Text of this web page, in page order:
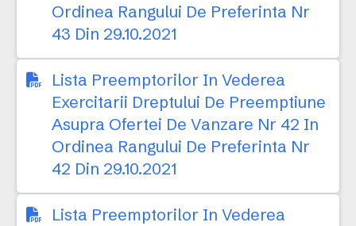
Ordinea Rangului De Preferinta Nr
43 Din 29.10.2021
Lista Preemptorilor In Vederea
Exercitarii Dreptului De Preemptiune
Asupra Ofertei De Vanzare Nr 42 In
Ordinea Rangului De Preferinta Nr
42 Din 29.10.2021
Lista Preemptorilor In Vederea